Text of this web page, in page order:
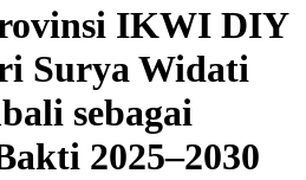
IKWI DIY
Surya Widati
sebagai
2025–2030